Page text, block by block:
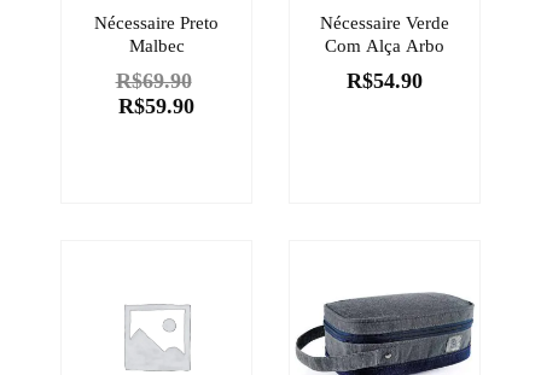
Nécessaire Preto
Malbec
R$69.90
R$59.90
Nécessaire Verde
Com Alça Arbo
R$54.90